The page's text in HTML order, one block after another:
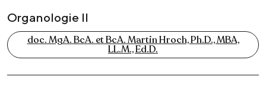
Organologie II
doc. MgA. BcA. et BcA. Martin Hroch, Ph.D., MBA,
LL.M., Ed.D.